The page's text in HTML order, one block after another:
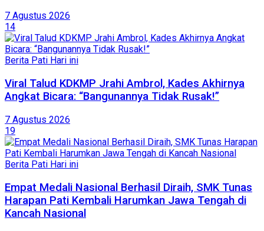
7 Agustus 2026
14
Berita Pati Hari ini
Viral Talud KDKMP Jrahi Ambrol, Kades Akhirnya
Angkat Bicara: “Bangunannya Tidak Rusak!”
7 Agustus 2026
19
Berita Pati Hari ini
Empat Medali Nasional Berhasil Diraih, SMK Tunas
Harapan Pati Kembali Harumkan Jawa Tengah di
Kancah Nasional